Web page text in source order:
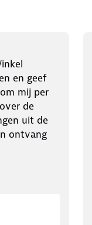
en geef
mij per
de
uit de
ontvang